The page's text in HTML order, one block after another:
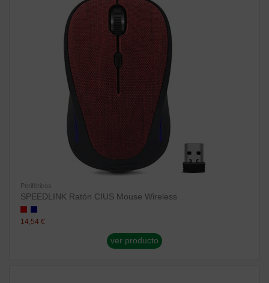
Periféricos
SPEEDLINK Ratón CIUS Mouse Wireless
14,54 €
ver producto